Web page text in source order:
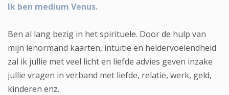
Ik ben medium Venus.
Ben al lang bezig in het spirituele. Door de hulp van
mijn lenormand kaarten, intuïtie en heldervoelendheid
zal ik jullie met veel licht en liefde advies geven inzake
jullie vragen in verband met liefde, relatie, werk, geld,
kinderen enz.